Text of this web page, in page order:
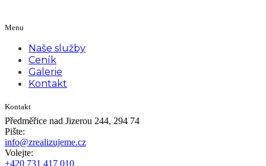
Menu
Naše služby
Ceník
Galerie
Kontakt
Kontakt
Předměřice nad Jizerou 244, 294 74
Pište:
info@zrealizujeme.cz
Volejte:
+420 731 417 010